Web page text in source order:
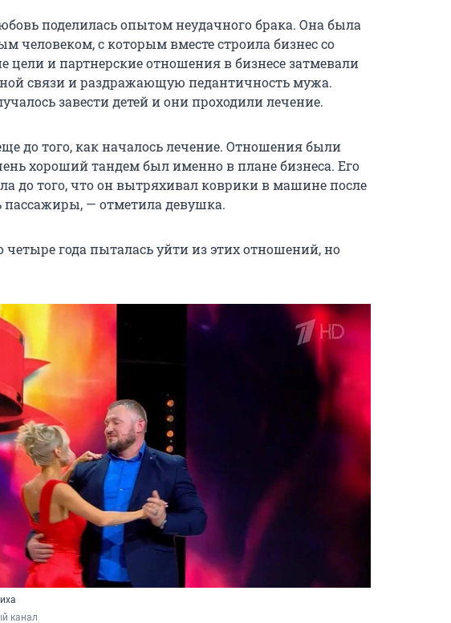
поделилась опытом неудачного брака. Она была
человеком, с которым вместе строила бизнес со
цели и партнерские отношения в бизнесе затмевали
связи и раздражающую педантичность мужа.
завести детей и они проходили лечение.
до того, как началось лечение. Отношения были
хороший тандем был именно в плане бизнеса. Его
до того, что он вытряхивал коврики в машине после
пассажиры, — отметила девушка.
четыре года пыталась уйти из этих отношений, но
канал